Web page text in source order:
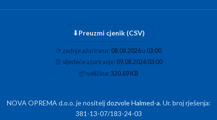
⬇Preuzmi cjenik (CSV)
⟳zadnje ažurirano:08.08.2026u 03:00
⏰ sljedeće ažuriranje:09.08.2026 03:00
📦veličina:320.69 KB
NOVA OPREMA d.o.o. je nositeljdozvole Halmed-a. Ur. broj rješenja:
381-13-07/183-24-03